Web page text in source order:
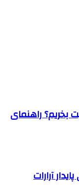
بخریم؟ راهنمای
آرارات